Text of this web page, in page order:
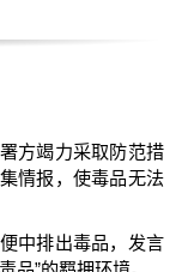
方竭力采取防范措
情报，使毒品无法
中排出毒品，发言